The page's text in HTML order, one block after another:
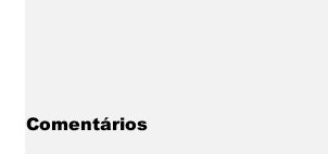
Comentários